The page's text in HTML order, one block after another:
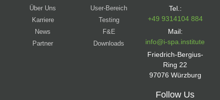
Über Uns
Karriere
News
Partner
User-Bereich
Testing
F&E
Downloads
Tel.:
+49 9314104 884
Mail:
info@i-spa.institute
Friedrich-Bergius-
Ring 22
97076 Würzburg
Follow Us